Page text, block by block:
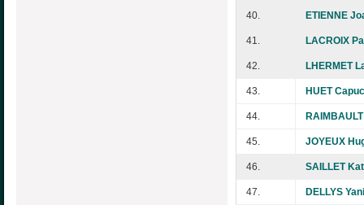
40. ETIENNE
41. LACROIX
42. LHERMET
43. HUET
44.
45. JOYEUX
46. SAILLET
47. DELLYS Yani